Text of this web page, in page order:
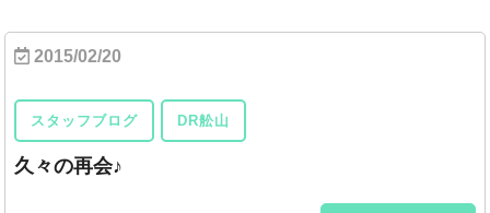
2015/02/20
スタッフブログ DR舩山
久々の再会♪